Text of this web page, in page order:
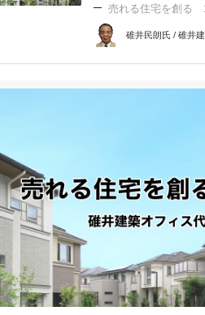
売れる住宅を創る
碓井民朗氏 / 碓井